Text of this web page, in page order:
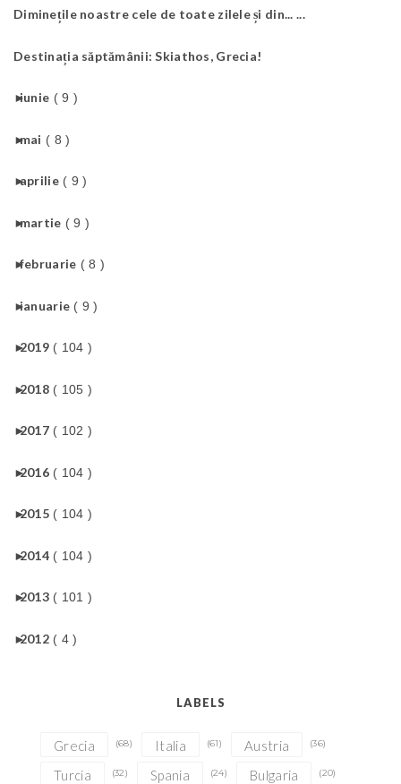
Diminețile noastre cele de toate zilele și din... ...
Destinația săptămânii: Skiathos, Grecia!
►
iunie ( 9 )
►
mai ( 8 )
►
aprilie ( 9 )
►
martie ( 9 )
►
februarie ( 8 )
►
ianuarie ( 9 )
►
2019 ( 104 )
►
2018 ( 105 )
►
2017 ( 102 )
►
2016 ( 104 )
►
2015 ( 104 )
►
2014 ( 104 )
►
2013 ( 101 )
►
2012 ( 4 )
LABELS
Grecia (68) Italia (61) Austria (36)
Turcia (32) Spania (24) Bulgaria (20)